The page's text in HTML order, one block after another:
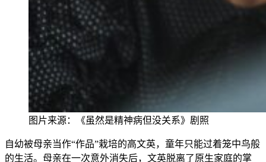
图片来源： 《虽然是精神病但没关系》剧照
自幼被母亲当作“作品”栽培的高文英，童年只能过着笼中鸟般
的生活。母亲在一次意外消失后，文英脱离了原生家庭的掌